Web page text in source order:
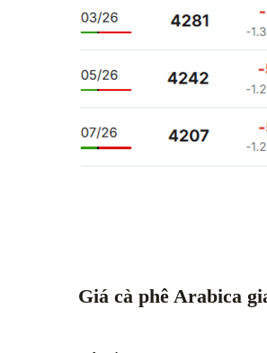
Giá cà phê Arabica